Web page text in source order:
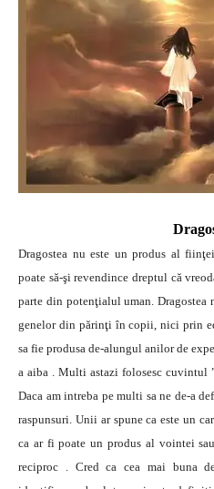
Dragostea nu este un produs al
poate să-şi revendince dreptul că
parte din potenţialul uman. Dragostea
genelor din părinţi în copii, nici prin
sa fie produsa de-alungul anilor de
a aiba . Multi astazi folosesc cuvintul
Daca am intreba pe multi sa ne de-a
raspunsuri. Unii ar spune ca este un
ca ar fi poate un produs al vointei
reciproc . Cred ca cea mai buna